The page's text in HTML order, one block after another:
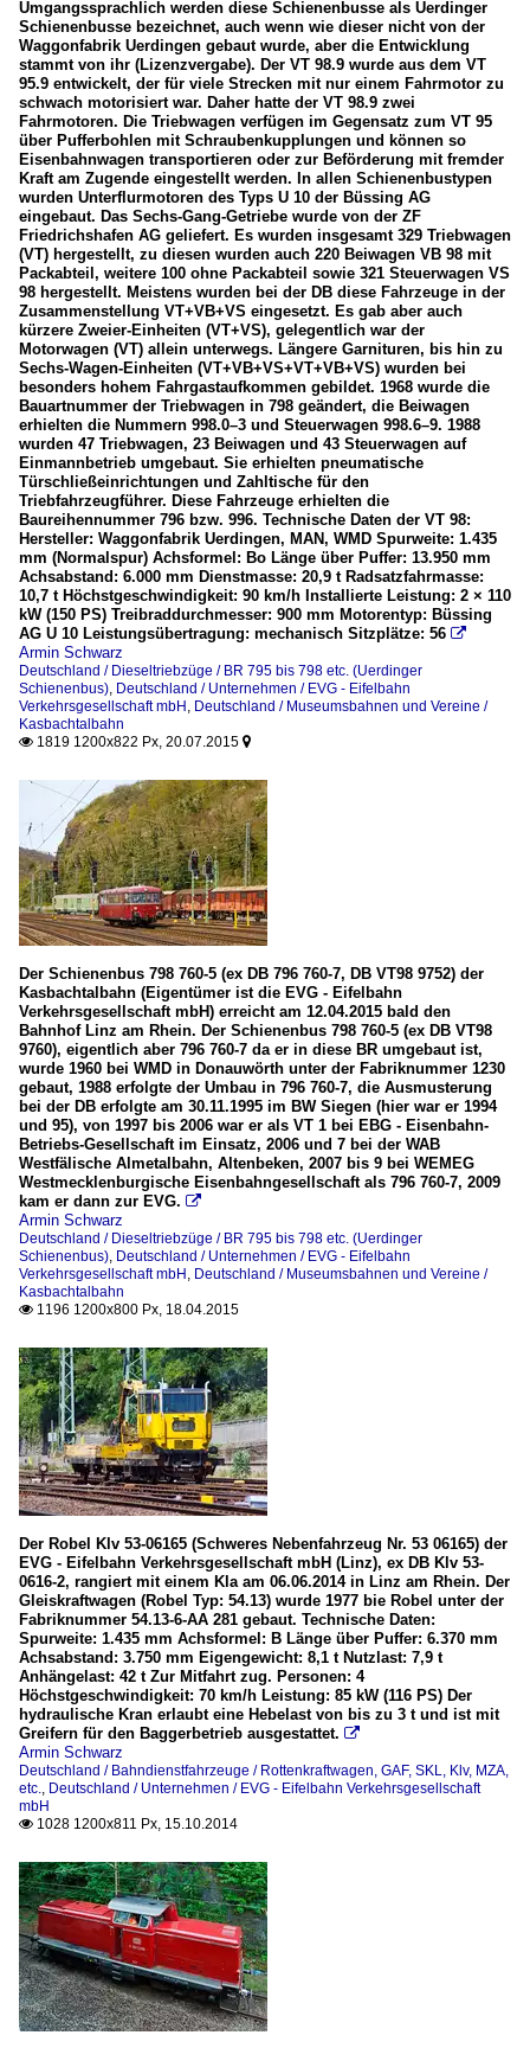
Umgangssprachlich werden diese Schienenbusse als Uerdinger
Schienenbusse bezeichnet, auch wenn wie dieser nicht von der
Waggonfabrik Uerdingen gebaut wurde, aber die Entwicklung
stammt von ihr (Lizenzvergabe). Der VT 98.9 wurde aus dem VT
95.9 entwickelt, der für viele Strecken mit nur einem Fahrmotor zu
schwach motorisiert war. Daher hatte der VT 98.9 zwei
Fahrmotoren. Die Triebwagen verfügen im Gegensatz zum VT 95
über Pufferbohlen mit Schraubenkupplungen und können so
Eisenbahnwagen transportieren oder zur Beförderung mit fremder
Kraft am Zugende eingestellt werden. In allen Schienenbustypen
wurden Unterflurmotoren des Typs U 10 der Büssing AG
eingebaut. Das Sechs-Gang-Getriebe wurde von der ZF
Friedrichshafen AG geliefert. Es wurden insgesamt 329 Triebwagen
(VT) hergestellt, zu diesen wurden auch 220 Beiwagen VB 98 mit
Packabteil, weitere 100 ohne Packabteil sowie 321 Steuerwagen VS
98 hergestellt. Meistens wurden bei der DB diese Fahrzeuge in der
Zusammenstellung VT+VB+VS eingesetzt. Es gab aber auch
kürzere Zweier-Einheiten (VT+VS), gelegentlich war der
Motorwagen (VT) allein unterwegs. Längere Garnituren, bis hin zu
Sechs-Wagen-Einheiten (VT+VB+VS+VT+VB+VS) wurden bei
besonders hohem Fahrgastaufkommen gebildet. 1968 wurde die
Bauartnummer der Triebwagen in 798 geändert, die Beiwagen
erhielten die Nummern 998.0–3 und Steuerwagen 998.6–9. 1988
wurden 47 Triebwagen, 23 Beiwagen und 43 Steuerwagen auf
Einmannbetrieb umgebaut. Sie erhielten pneumatische
Türschließeinrichtungen und Zahltische für den
Triebfahrzeugführer. Diese Fahrzeuge erhielten die
Baureihennummer 796 bzw. 996. Technische Daten der VT 98:
Hersteller: Waggonfabrik Uerdingen, MAN, WMD Spurweite: 1.435
mm (Normalspur) Achsformel: Bo Länge über Puffer: 13.950 mm
Achsabstand: 6.000 mm Dienstmasse: 20,9 t Radsatzfahrmasse:
10,7 t Höchstgeschwindigkeit: 90 km/h Installierte Leistung: 2 × 110
kW (150 PS) Treibraddurchmesser: 900 mm Motorentyp: Büssing
AG U 10 Leistungsübertragung: mechanisch Sitzplätze: 56 
Armin Schwarz
Deutschland / Dieseltriebzüge / BR 795 bis 798 etc. (Uerdinger
Schienenbus) Deutschland / Unternehmen / EVG - Eifelbahn
Verkehrsgesellschaft mbH Deutschland / Museumsbahnen und Vereine /
Kasbachtalbahn
 1819 1200x822 Px, 20.07.2015 
Der Schienenbus 798 760-5 (ex DB 796 760-7, DB VT98 9752) der
Kasbachtalbahn (Eigentümer ist die EVG - Eifelbahn
Verkehrsgesellschaft mbH) erreicht am 12.04.2015 bald den
Bahnhof Linz am Rhein. Der Schienenbus 798 760-5 (ex DB VT98
9760), eigentlich aber 796 760-7 da er in diese BR umgebaut ist,
wurde 1960 bei WMD in Donauwörth unter der Fabriknummer 1230
gebaut, 1988 erfolgte der Umbau in 796 760-7, die Ausmusterung
bei der DB erfolgte am 30.11.1995 im BW Siegen (hier war er 1994
und 95), von 1997 bis 2006 war er als VT 1 bei EBG - Eisenbahn-
Betriebs-Gesellschaft im Einsatz, 2006 und 7 bei der WAB
Westfälische Almetalbahn, Altenbeken, 2007 bis 9 bei WEMEG
Westmecklenburgische Eisenbahngesellschaft als 796 760-7, 2009
kam er dann zur EVG. 
Armin Schwarz
Deutschland / Dieseltriebzüge / BR 795 bis 798 etc. (Uerdinger
Schienenbus) Deutschland / Unternehmen / EVG - Eifelbahn
Verkehrsgesellschaft mbH Deutschland / Museumsbahnen und Vereine /
Kasbachtalbahn
 1196 1200x800 Px, 18.04.2015
Der Robel Klv 53-06165 (Schweres Nebenfahrzeug Nr. 53 06165) der
EVG - Eifelbahn Verkehrsgesellschaft mbH (Linz), ex DB Klv 53-
0616-2, rangiert mit einem Kla am 06.06.2014 in Linz am Rhein. Der
Gleiskraftwagen (Robel Typ: 54.13) wurde 1977 bie Robel unter der
Fabriknummer 54.13-6-AA 281 gebaut. Technische Daten:
Spurweite: 1.435 mm Achsformel: B Länge über Puffer: 6.370 mm
Achsabstand: 3.750 mm Eigengewicht: 8,1 t Nutzlast: 7,9 t
Anhängelast: 42 t Zur Mitfahrt zug. Personen: 4
Höchstgeschwindigkeit: 70 km/h Leistung: 85 kW (116 PS) Der
hydraulische Kran erlaubt eine Hebelast von bis zu 3 t und ist mit
Greifern für den Baggerbetrieb ausgestattet. 
Armin Schwarz
Deutschland / Bahndienstfahrzeuge / Rottenkraftwagen, GAF, SKL, Klv, MZA,
etc.
Deutschland / Unternehmen / EVG - Eifelbahn Verkehrsgesellschaft
mbH
 1028 1200x811 Px, 15.10.2014